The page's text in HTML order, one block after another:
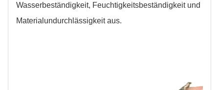
Wasserbeständigkeit, Feuchtigkeitsbeständigkeit und
Materialundurchlässigkeit aus.